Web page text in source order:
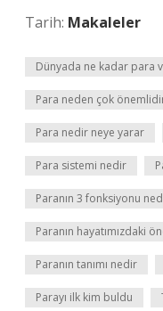
Tarih: Makaleler
Dünyada ne kadar para
Para neden çok
Para nedir neye yarar
Para sistemi nedir
Paranın 3 fonksiyonu
Paranın hayatımızdaki
Paranın tanımı nedir
Parayı ilk kim buldu